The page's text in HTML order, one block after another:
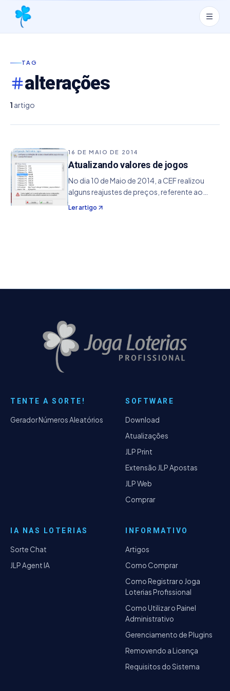
TAG
alterações
1 artigo
16 DE MAIO DE 2014
Atualizando valores de jogos
No dia 10 de Maio de 2014, a CEF realizou
alguns reajustes de preços, referente ao
jogos da Mega Sena, Quina e Lotofácil.
Como estamos atualizando o software
Ler artigo
TENTE A SORTE!
Gerador Números Aleatórios
SOFTWARE
Download
Atualizações
JLP Print
Extensão JLP Apostas
JLP Web
Comprar
IA NAS LOTERIAS
Sorte Chat
JLP Agent IA
INFORMATIVO
Artigos
Como Comprar
Como Registrar o Joga
Loterias Profissional
Como Utilizar o Painel
Administrativo
Gerenciamento de Plugins
Removendo a Licença
Requisitos do Sistema